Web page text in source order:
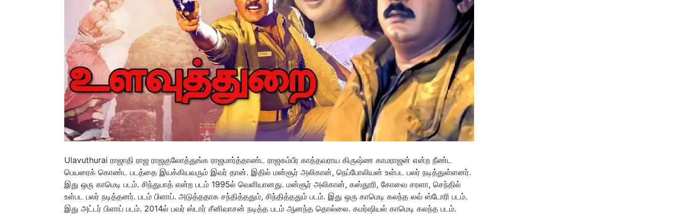
Ulavuthurai ராஜாதி ராஜ ராஜகுலோத்துங்க ராஜமார்த்தாண்ட ராஜகம்பீர காத்தவராய கிருஷ்ண காமராஜன் என்ற நீண்ட
பெயரைக் கொண்ட படத்தை இயக்கியவரும் இவர் தான். இதில் மன்சூர் அலிகான், நெப்போலியன் உள்பட பலர் நடித்துள்ளனர்.
இது ஒரு காமெடி படம். சிந்துபாத் என்ற படம் 1995ல் வெளியானது. மன்சூர் அலிகான், கஸ்தூரி, கோவை சரளா, செந்தில்
உள்பட பலர் நடித்தனர். படம் பிளாப். அடுத்ததாக சந்தித்ததும், சிந்தித்ததும் படம். இது ஒரு காமெடி கலந்த லவ் ஸ்டோரி படம்.
இது அட்டர் பிளாப் படம். 2014ல் பவர் ஸ்டார் சீனிவாசன் நடித்த படம் ஆனந்த தொல்லை. கமர்ஷியல் காமெடி கலந்த படம்.